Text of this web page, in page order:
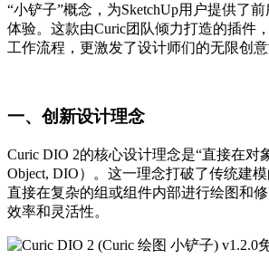
“小铲子”概念，为SketchUp用户提供了
体验。这款由Curic团队倾力打造的插件
工作流程，更激发了设计师们的无限创意潜
一、创新设计理念
Curic DIO 2的核心设计理念是“直接在对
Object, DIO）。这一理念打破了传统建模
直接在复杂的组或组件内部进行绘图和修改
效率和灵活性。